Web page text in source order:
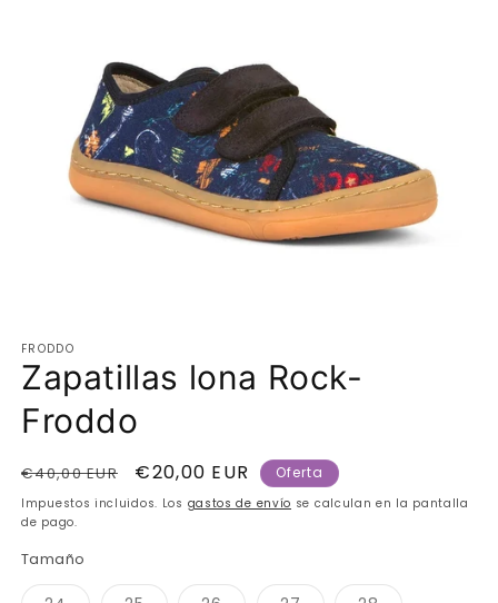
multimedia
1
en
ventana
modal
FRODDO
Zapatillas lona Rock-
Froddo
Precio
habitual
€40,00 EUR
Precio
de
€20,00 EUR Oferta
Impuestos incluidos. Los gastos de envío se calculan en la pantalla
de pago.
Tamaño